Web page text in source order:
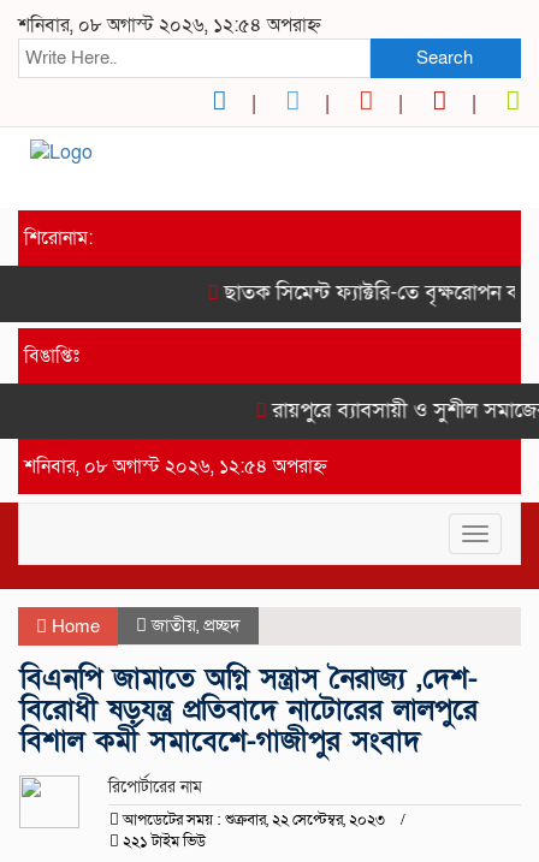
শনিবার, ০৮ অগাস্ট ২০২৬, ১২:৫৪ অপরাহ্ন
Search
শিরোনাম:
ছাতক সিমেন্ট ফ্যাক্টরি-তে বৃক্ষরোপন
বিঙাপ্তিঃ
রায়পুরে ব্যাবসায়ী ও সুশীল
শনিবার, ০৮ অগাস্ট ২০২৬, ১২:৫৪ অপরাহ্ন
Toggle
Home জাতীয়, প্রচ্ছদ
বিএনপি জামাতে অগ্নি সন্ত্রাস নৈরাজ্য ,দেশ-
বিরোধী ষড়যন্ত্র প্রতিবাদে নাটোরের লালপুরে
বিশাল কর্মী সমাবেশে-গাজীপুর সংবাদ
রিপোর্টারের নাম
আপডেটের সময় : শুক্রবার, ২২ সেপ্টেম্বর, ২০২৩
২২১ টাইম ভিউ